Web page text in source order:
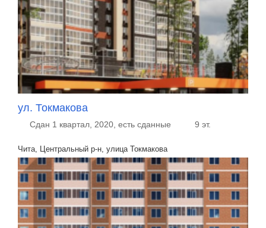
ул. Токмакова
Сдан 1 квартал, 2020, есть сданные 9 эт.
Чита, Центральный р-н, улица Токмакова